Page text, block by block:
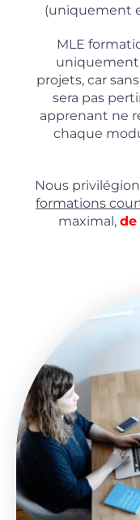
(uniquement
MLE
projets, car
sera pas
apprenant ne
chaque
Nous
formations
maximal, de